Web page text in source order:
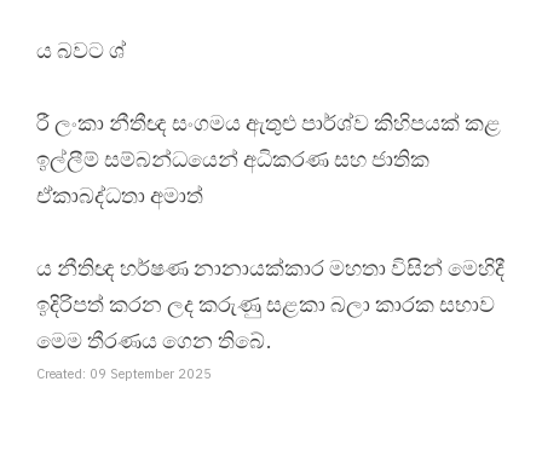
ය බවට ශ්
රී ලංකා නීතීඥ සංගමය ඇතුළු පාර්ශ්ව කිහිපයක් කළ
ඉල්ලීම් සම්බන්ධයෙන් අධිකරණ සහ ජාතික
ඒකාබද්ධතා අමාත්
ය නීතිඥ හර්ෂණ නානායක්කාර මහතා විසින් මෙහිදී
ඉදිරිපත් කරන ලද කරුණු සළකා බලා කාරක සභාව
මෙම තීරණය ගෙන තිබේ.
Created: 09 September 2025